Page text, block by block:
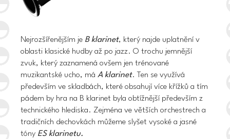
Nejrozšířenějším je B klarinet, který najde uplatnění v
oblasti klasické hudby až po jazz. O trochu jemnější
zvuk, který zaznamená ovšem jen trénované
muzikantské ucho, má A klarinet. Ten se využívá
především ve skladbách, které obsahují více křížků a tím
pádem by hra na B klarinet byla obtížnější především z
technického hlediska. Zejména ve větších orchestrech a
tradičních dechovkách můžeme slyšet vysoké a jasné
tóny ES klarinetu.